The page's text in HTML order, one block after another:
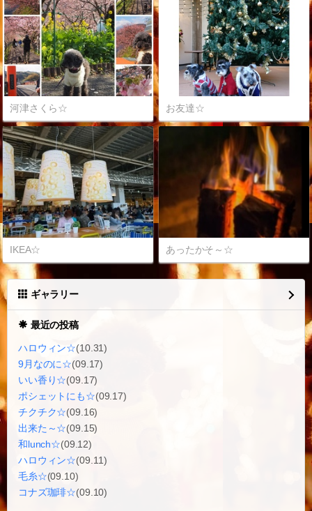
河津さくら☆ お友達☆
IKEA☆ あったかそ～☆
ギャラリー
最近の投稿
ハロウィン☆(10.31)
9月なのに☆(09.17)
いい香り☆(09.17)
ポシェットにも☆(09.17)
チクチク☆(09.16)
出来た～☆(09.15)
和lunch☆(09.12)
ハロウィン☆(09.11)
毛糸☆(09.10)
コナズ珈琲☆(09.10)